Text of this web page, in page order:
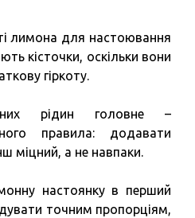
лимона для настоювання
кісточки, оскільки вони
гіркоту.
рідин головне –
правила: додавати
міцний, а не навпаки.
настоянку в перший
точним пропорціям,